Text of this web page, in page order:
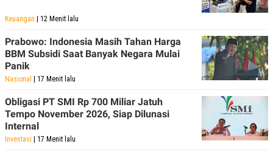
Keuangan | 12 Menit lalu
Prabowo: Indonesia Masih Tahan Harga
BBM Subsidi Saat Banyak Negara Mulai
Panik
Nasional | 17 Menit lalu
Obligasi PT SMI Rp 700 Miliar Jatuh
Tempo November 2026, Siap Dilunasi
Internal
Investasi | 17 Menit lalu